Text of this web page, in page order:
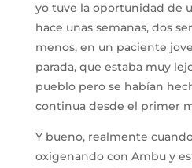
yo tuve la oportunidad de
hace unas semanas, dos
menos, en un paciente
parada, que estaba muy
pueblo pero se habían
continua desde el primer
Y bueno, realmente
oxigenando con Ambu y